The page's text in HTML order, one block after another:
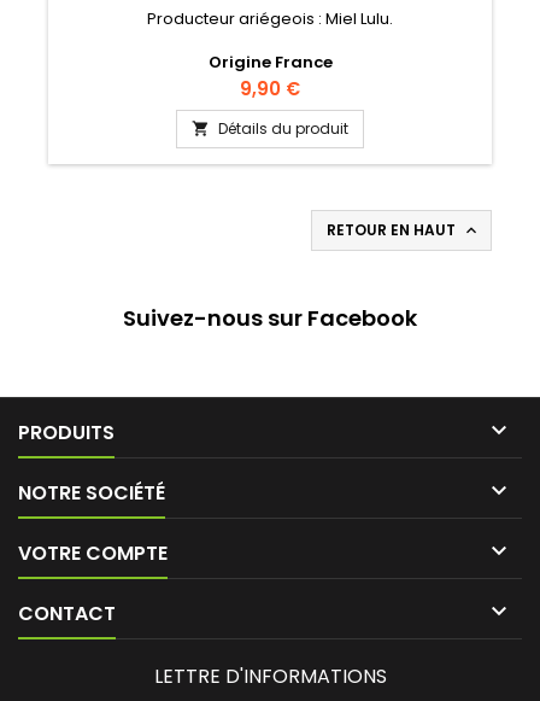
Producteur ariégeois : Miel Lulu.
Origine France
Prix
9,90 €
 Détails du produit
RETOUR EN HAUT 
Suivez-nous sur Facebook
PRODUITS 
NOTRE SOCIÉTÉ 
VOTRE COMPTE 
CONTACT 
LETTRE D'INFORMATIONS